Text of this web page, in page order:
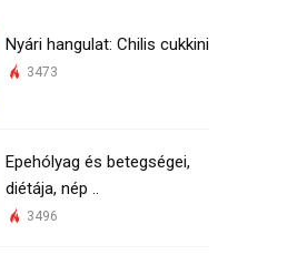
Nyári hangulat: Chilis cukkini
3473
Epehólyag és betegségei,
diétája, nép ..
3496